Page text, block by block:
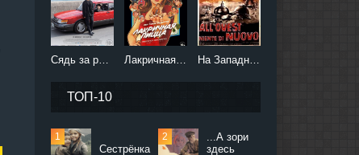
Сядь за руль моей машины (2021) Лакричная пицца (2021) На Западном фронте без перемен (2022)
ТОП-10
Сестрёнка
...А зори
здесь